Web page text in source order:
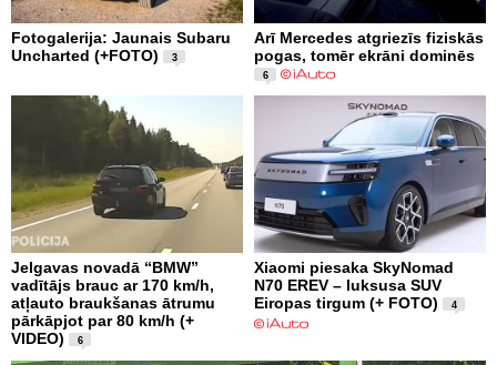
Fotogalerija: Jaunais Subaru
Uncharted (+FOTO)
3
Arī Mercedes atgriezīs fiziskās
pogas, tomēr ekrāni dominēs
6
Jelgavas novadā “BMW”
vadītājs brauc ar 170 km/h,
atļauto braukšanas ātrumu
pārkāpjot par 80 km/h (+
VIDEO)
6
Xiaomi piesaka SkyNomad
N70 EREV – luksusa SUV
Eiropas tirgum (+ FOTO)
4